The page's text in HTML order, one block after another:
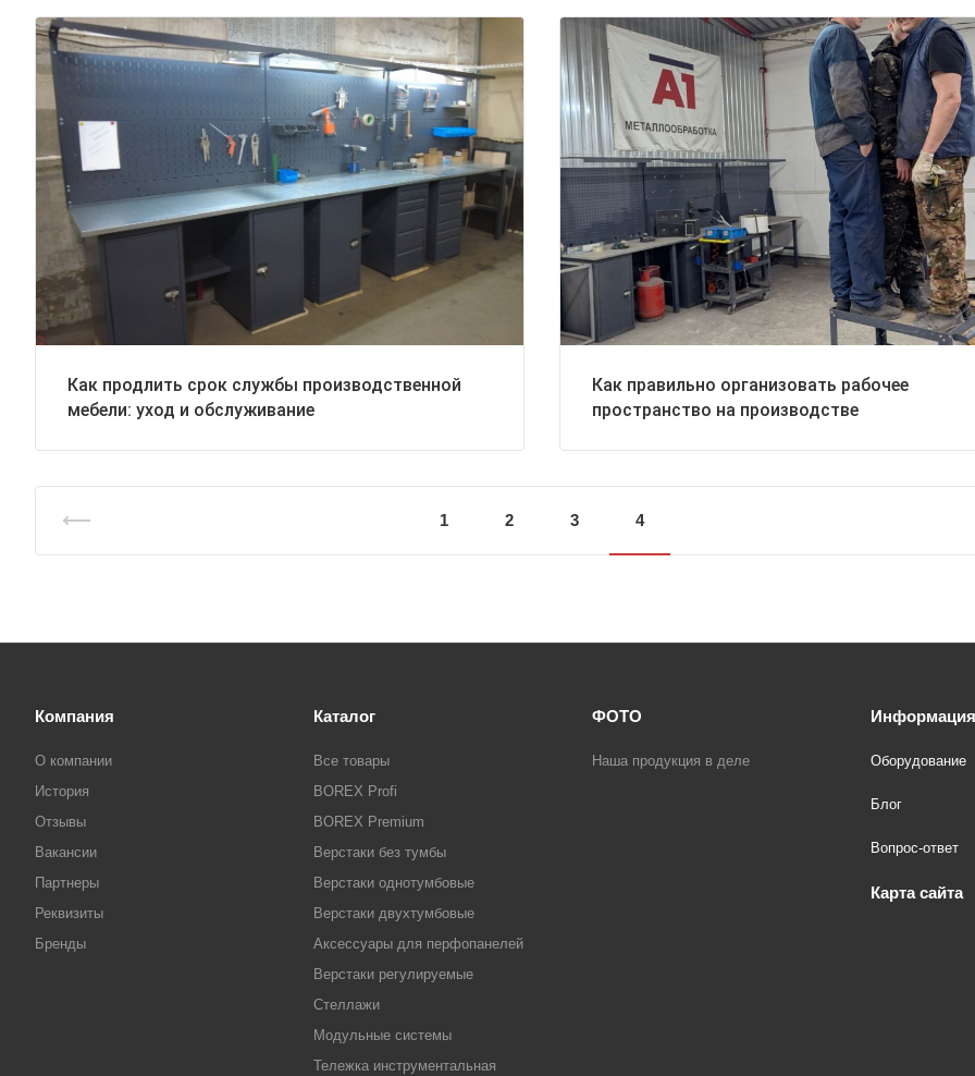
Как продлить срок службы производственной
мебели: уход и обслуживание
Как правильно организовать рабочее
пространство на производстве
1 2 3 4
Компания
О компании
История
Отзывы
Вакансии
Партнеры
Реквизиты
Бренды
Каталог
Все товары
BOREX Profi
BOREX Premium
Верстаки без тумбы
Верстаки однотумбовые
Верстаки двухтумбовые
Аксессуары для перфопанелей
Верстаки регулируемые
Стеллажи
Модульные системы
Тележка инструментальная
ФОТО
Наша продукция в деле
Информация
Оборудование
Блог
Вопрос-ответ
Карта сайта